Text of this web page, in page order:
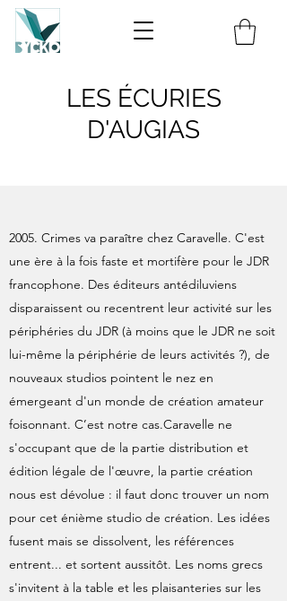
LES ÉCURIES
D'AUGIAS
2005. Crimes va paraître chez Caravelle. C'est
une ère à la fois faste et mortifère pour le JDR
francophone. Des éditeurs antédiluviens
disparaissent ou recentrent leur activité sur les
périphéries du JDR (à moins que le JDR ne soit
lui-même la périphérie de leurs activités ?), de
nouveaux studios pointent le nez en
émergeant d'un monde de création amateur
foisonnant. C’est notre cas.Caravelle ne
s'occupant que de la partie distribution et
édition légale de l'œuvre, la partie création
nous est dévolue : il faut donc trouver un nom
pour cet énième studio de création. Les idées
fusent mais se dissolvent, les références
entrent... et sortent aussitôt. Les noms grecs
s'invitent à la table et les plaisanteries sur les